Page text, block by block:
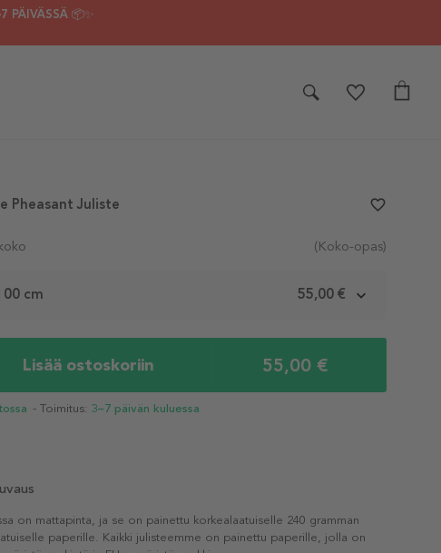
PÄIVÄSSÄ 📦✨
(Koko-opas)
cm 55,00 €
Lisää ostoskoriin 55,00 €
- Toimitus: 3–7 päivän kuluessa
Pheasant Juliste favorite_border
on mattapinta, ja se on painettu korkealaatuiselle 240 gramman
paperille. Kaikki julisteemme on painettu paperille, jolla on